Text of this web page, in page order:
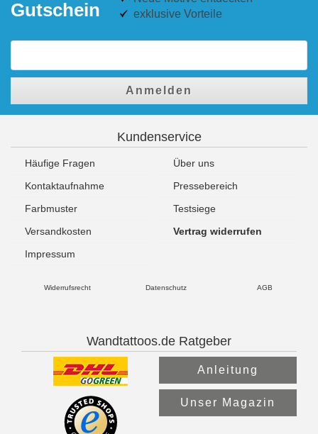
Gutschein
exklusive Vorteile
Anmelden
Kundenservice
Häufige Fragen
Über uns
Kontaktaufnahme
Pressebereich
Farbmuster
Testsiege
Versandkosten
Vertrag widerrufen
Impressum
Widerrufsrecht Datenschutz AGB
Wandtattoos.de Ratgeber
Anleitung
Unser Magazin